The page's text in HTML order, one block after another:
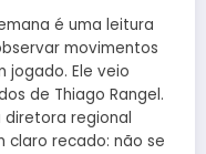
é uma leitura
movimentos
jogado. Ele veio
de Thiago Rangel.
diretora regional
claro recado: não se